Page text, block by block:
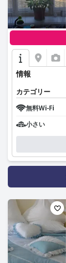
情報
カテゴリー
無料Wi-Fi
小さい